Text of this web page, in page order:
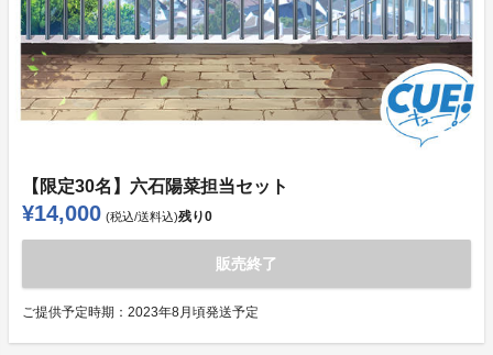
【限定30名】六石陽菜担当セット
¥14,000 (税込/送料込)残り0
販売終了
ご提供予定時期： 2023年8月頃発送予定